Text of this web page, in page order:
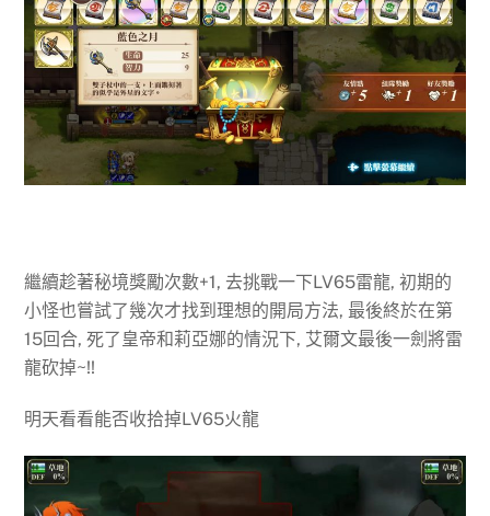
繼續趁著秘境獎勵次數+1, 去挑戰一下LV65雷龍, 初期的
小怪也嘗試了幾次才找到理想的開局方法, 最後終於在第
15回合, 死了皇帝和莉亞娜的情況下, 艾爾文最後一劍將雷
龍砍掉~!!
明天看看能否收拾掉LV65火龍